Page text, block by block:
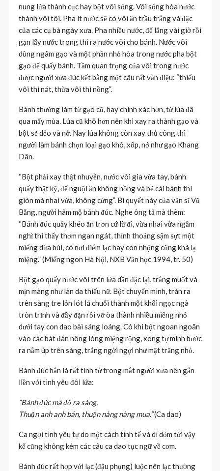
nung lửa thành cục hay bột vôi sống. Vôi sống hòa nước
thành vôi tôi. Pha ít nước sẽ có vôi ăn trầu trắng và đặc
của các cụ bà ngày xưa. Pha nhiều nước, để lắng vài giờ rồi
gạn lấy nước trong thì ra nước vôi cho bánh. Nước vôi
dùng ngâm gạo và một phần nhỏ hòa trong nước pha bột
gạo để quấy bánh. Tầm quan trọng của vôi trong nước
được người xưa đúc kết bằng một câu rất vần điệu: “thiếu
vôi thì nát, thừa vôi thì nồng”.
Bánh thường làm từ gạo cũ, hay chính xác hơn, từ lúa đã
qua mấy mùa. Lúa cũ khô hơn nên khi xay ra thành gạo và
bột sẽ dẻo và nở. Nay lúa không còn xay thủ công thì
người làm bánh chọn loại gạo khô, xốp, nở như gạo Khang
Dân.
“Bột phải xay thật nhuyễn, nước vôi gia vừa tay, bánh
quấy thật kỹ, để nguội ăn không nồng và bẻ cái bánh thì
giòn mà nhai vừa, không cứng”. Bí quyết này của văn sĩ Vũ
Bằng, người hâm mộ bánh đúc. Nghe ông tả mà thèm:
“Bánh đúc quấy khéo ăn trơn cứ lừ đi, vừa nhai vừa ngẫm
nghĩ thì thấy thơm ngan ngát, thỉnh thoảng sậm sựt một
miếng dừa bùi, có nơi điểm lạc hay con nhộng cũng khá lạ
miệng.” (Miếng ngon Hà Nội, NXB Văn học 1994, tr. 50)
Bột gạo quấy nước vôi trên lửa dần đặc lại, trắng muốt và
mịn màng như làn da thiếu nữ. Bột chuyển mình, tràn ra
trên sàng tre lớn lót lá chuối thành một khối ngọc ngà
tròn trĩnh và đầy đặn rồi vỡ òa thành nhiều miếng nhỏ
dưới tay con dao bài sáng loáng. Có khi bột ngoan ngoãn
vào các bát đàn nông lòng miệng rộng, xong tự mình bước
ra nằm úp trên sàng, trắng ngời ngợi như mặt trăng nhỏ.
Bánh đúc hẳn là rất tình tứ trong mắt người xưa nên gắn
liền với tình yêu đôi lứa:
“Bánh đúc mà đổ ra sàng,
Thuận anh anh bán, thuận nàng nàng mua.”(Ca dao)
Ca ngợi tình yêu tự do một cách tinh tế và dí dỏm tới vậy
kể cũng không kém các câu ca dao tục ngữ về cơm.
Bánh đúc rất hợp với lạc (đậu phụng) luộc nên lạc thường